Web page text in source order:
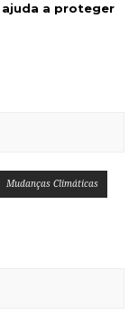
ajuda a proteger
Mudanças Climáticas